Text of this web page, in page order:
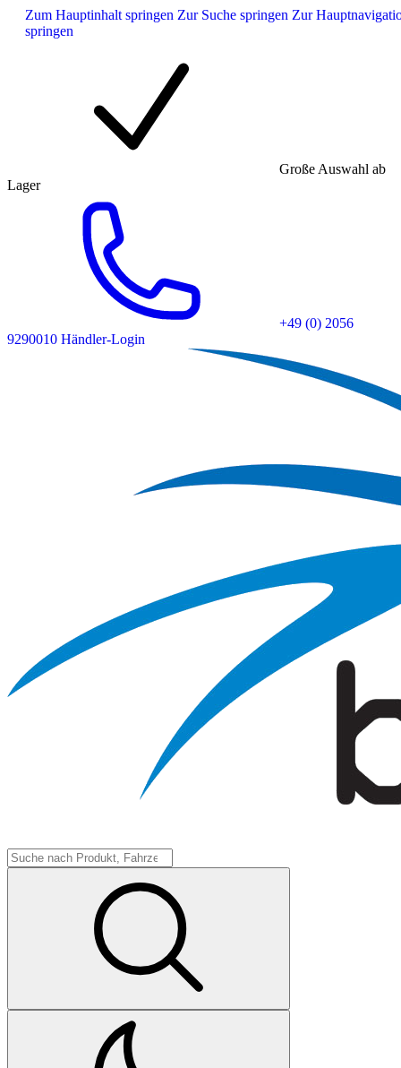
Zum Hauptinhalt springen Zur Suche springen Zur
springen
Große Auswahl ab
Lager
+49 (0) 2056
9290010 Händler-Login